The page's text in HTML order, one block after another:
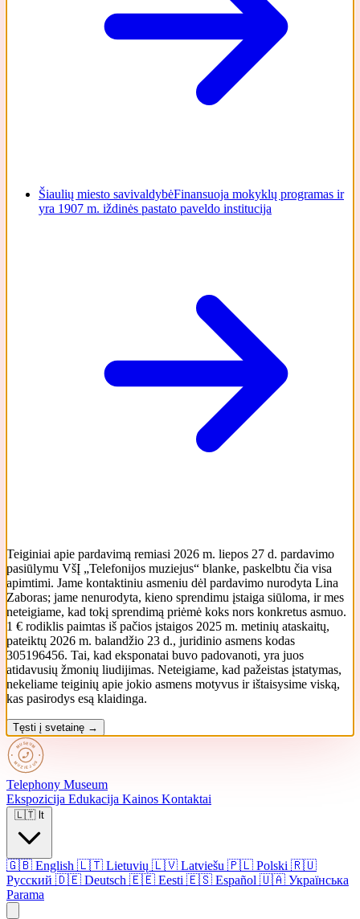
Šiaulių miesto savivaldybėFinansuoja mokyklų programas ir
yra 1907 m. iždinės pastato paveldo institucija
Teiginiai apie pardavimą remiasi 2026 m. liepos 27 d. pardavimo
pasiūlymu VšĮ „Telefonijos muziejus“ blanke, paskelbtu čia visa
apimtimi. Jame kontaktiniu asmeniu dėl pardavimo nurodyta Lina
Zaboras; jame nenurodyta, kieno sprendimu įstaiga siūloma, ir mes
neteigiame, kad tokį sprendimą priėmė koks nors konkretus asmuo.
1 € rodiklis paimtas iš pačios įstaigos 2025 m. metinių ataskaitų,
pateiktų 2026 m. balandžio 23 d., juridinio asmens kodas
305196456. Tai, kad eksponatai buvo padovanoti, yra juos
atidavusių žmonių liudijimas. Neteigiame, kad pažeistas įstatymas,
nekeliame teiginių apie jokio asmens motyvus ir ištaisysime viską,
kas pasirodys esą klaidinga.
Tęsti į svetainę →
Telephony Museum
Ekspozicija Edukacija Kainos Kontaktai
🇱🇹 lt
🇬🇧 English 🇱🇹 Lietuvių 🇱🇻 Latviešu 🇵🇱 Polski 🇷🇺
Русский 🇩🇪 Deutsch 🇪🇪 Eesti 🇪🇸 Español 🇺🇦 Українська
Parama